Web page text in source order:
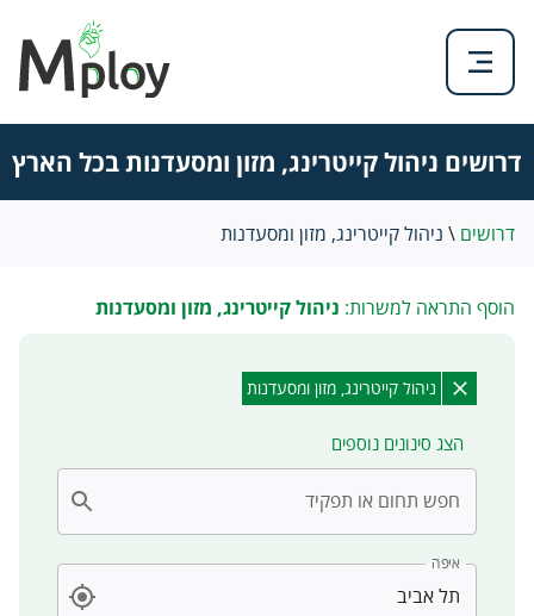
דרושים ניהול קייטרינג, מזון ומסעדנות בכל הארץ
דרושים \ ניהול קייטרינג, מזון ומסעדנות
הוסף התראה למשרות: ניהול קייטרינג, מזון ומסעדנות
ניהול קייטרינג, מזון ומסעדנות
הצג סינונים נוספים
חפש תחום או תפקיד
איפה